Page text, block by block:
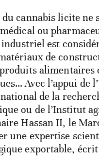
cannabis licite ne
médical ou
est
de
alimentaires
Avec l’appui de
de la
ou de l’Institut
Hassan II, le
une expertise
exportable, écrit